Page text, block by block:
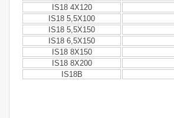
IS18 4X120
IS18 5,5X100
IS18 5,5X150
IS18 6,5X150
IS18 8X150
IS18 8X200
IS18B